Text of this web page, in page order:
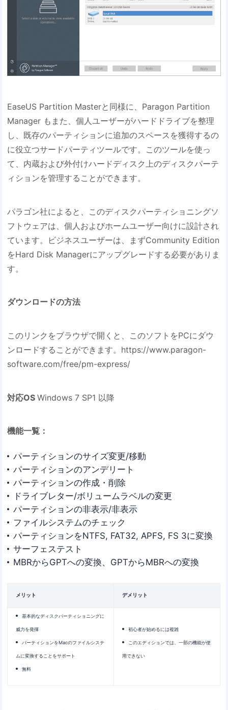
EaseUS Partition Masterと同様に、Paragon Partition
Manager もまた、個人ユーザーがハードドライブを整理
し、既存のパーティションに追加のスペースを獲得するの
に役立つサードパーティツールです。このツールを使っ
て、内蔵および外付けハードディスク上のディスクパーテ
ィションを管理することができます。
パラゴン社によると、このディスクパーティショニングソ
フトウェアは、個人およびホームユーザー向けに設計され
ています。ビジネスユーザーは、まずCommunity Edition
をHard Disk Managerにアップグレードする必要がありま
す。
ダウンロードの方法
このリンクをブラウザで開くと、このソフトをPCにダウ
ンロードすることができます。https://www.paragon-
software.com/free/pm-express/
対応OSWindows 7 SP1 以降
機能一覧：
パーティションのサイズ変更/移動
パーティションのアンデリート
パーティションの作成・削除
ドライブレター/ボリュームラベルの変更
パーティションの非表示/非表示
ファイルシステムのチェック
パーティションをNTFS, FAT32, APFS, FS 3に変換
サーフェステスト
MBRからGPTへの変換、GPTからMBRへの変換
メリット デメリット
基本的なディスクパーティショニングに
威力を発揮
パーティションをMacのファイルシステ
ムに変換することをサポート
無料
初心者が始めるには複雑
このエディションでは、一部の機能が使
用できない